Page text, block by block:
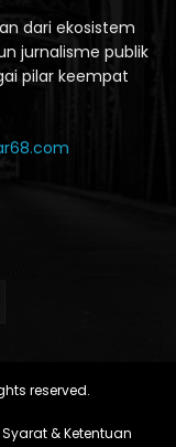
dari ekosistem
jurnalisme publik
pilar keempat
reserved.
Syarat & Ketentuan